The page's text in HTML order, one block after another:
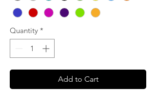
Quantity *
Add to Cart